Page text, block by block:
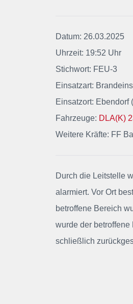
Datum: 26.03.2025
Uhrzeit: 19:52 Uhr
Stichwort: FEU-3
Einsatzart:
Einsatzort: Ebendorf
Fahrzeuge: DLA(K)
Weitere Kräfte: FF
Durch die Leitstelle
alarmiert. Vor Ort
betroffene Bereich
wurde der
schließlich